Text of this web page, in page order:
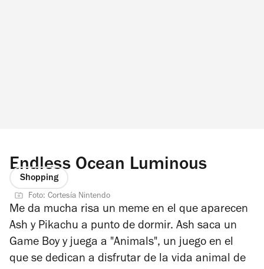
Endless Ocean Luminous
Shopping
Foto: Cortesía Nintendo
Me da mucha risa un meme en el que aparecen
Ash y Pikachu a punto de dormir. Ash saca un
Game Boy y juega a "Animals", un juego en el
que se dedican a disfrutar de la vida animal de